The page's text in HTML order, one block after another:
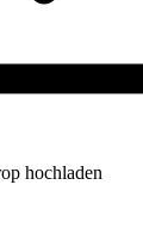
hochladen